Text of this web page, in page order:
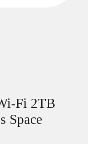
Fi 2TB
Space